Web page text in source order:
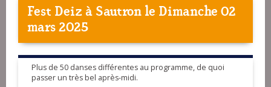
Fest Deiz àSautronle Dimanche 02
mars 2025
Plus de 50 danses différentes au programme, de quoi
passer un très bel après-midi.